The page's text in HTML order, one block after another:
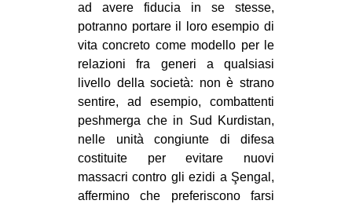
ad avere fiducia in se stesse,
potranno portare il loro esempio di
vita concreto come modello per le
relazioni fra generi a qualsiasi
livello della società: non è strano
sentire, ad esempio, combattenti
peshmerga che in Sud Kurdistan,
nelle unità congiunte di difesa
costituite per evitare nuovi
massacri contro gli ezidi a Şengal,
affermino che preferiscono farsi